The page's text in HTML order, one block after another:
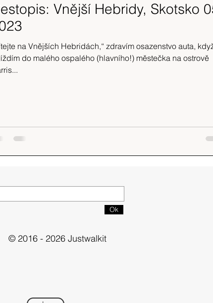
Vnější Hebridy, Skotsko
na Vnějších Hebridách,“ zdravím osazenstvo auta,
do malého ospalého (hlavního!) městečka na ostrově
Ok
© 2016 - 2026 Justwalkit